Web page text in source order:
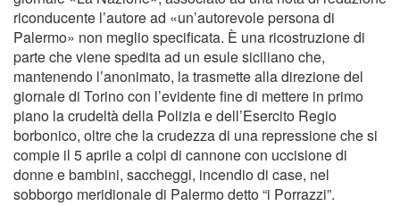
riconducente l’autore ad «un’autorevole persona di
Palermo» non meglio specificata. È una ricostruzione di
parte che viene spedita ad un esule siciliano che,
mantenendo l’anonimato, la trasmette alla direzione del
giornale di Torino con l’evidente fine di mettere in primo
piano la crudeltà della Polizia e dell’Esercito Regio
borbonico, oltre che la crudezza di una repressione che si
compie il 5 aprile a colpi di cannone con uccisione di
donne e bambini, saccheggi, incendio di case, nel
sobborgo meridionale di Palermo detto “i Porrazzi”.